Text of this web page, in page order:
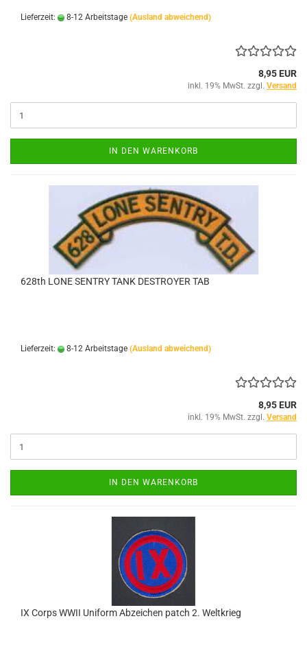
Lieferzeit: 8-12 Arbeitstage (Ausland abweichend)
8,95 EUR
inkl. 19% MwSt. zzgl. Versand
IN DEN WARENKORB
628th LONE SENTRY TANK DESTROYER TAB
Lieferzeit: 8-12 Arbeitstage (Ausland abweichend)
8,95 EUR
inkl. 19% MwSt. zzgl. Versand
IN DEN WARENKORB
IX Corps WWII Uniform Abzeichen patch 2. Weltkrieg